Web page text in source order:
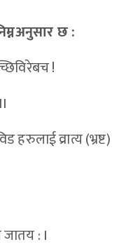
छ :
!
व्रात्य (भ्रष्ट)
जातय : I